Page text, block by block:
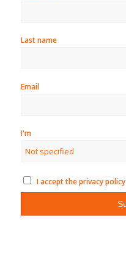
Last name
Email
I'm
I accept the privacy policy